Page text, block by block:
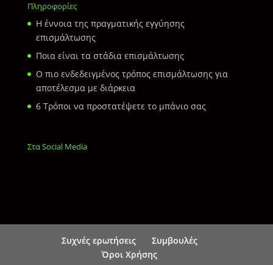
Πληροφορίες
Η έννοια της πραγματικής εγγύησης
επισμάλτωσης
Ποια είναι τα στάδια επισμάλτωσης
Ο πιο ενδεδειγμένος τρόπος επισμάλτωσης για
αποτέλεσμα με διάρκεια
6 Τρόποι να προστατέψετε το μπάνιο σας
Στα Social Media
Συχνές ερωτήσεις
Συμβουλές
Όροι Χρήσης